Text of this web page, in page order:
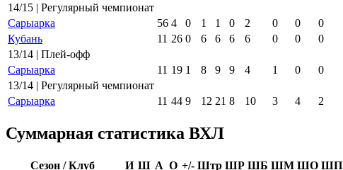
14/15 | Регулярный чемпионат
Сарыарка
56 4 0 1 1 0 2 0 0 0
Кубань
11 26 0 6 6 6 6 0 0 0
13/14 | Плей-офф
Сарыарка
11 19 1 8 9 9 4 1 0 0
13/14 | Регулярный чемпионат
Сарыарка
11 44 9 12 21 8 10 3 4 2
Суммарная статистика ВХЛ
Сезон / Клуб И Ш А О +/- Штр ШР ШБ ШМ ШО ШП